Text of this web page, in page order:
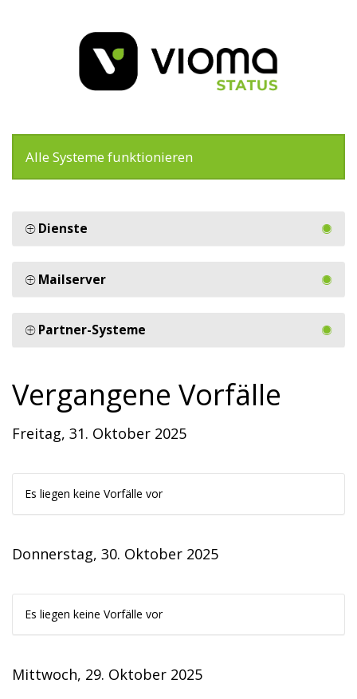
Alle Systeme funktionieren
Dienste
Mailserver
Partner-Systeme
Vergangene Vorfälle
Freitag, 31. Oktober 2025
Es liegen keine Vorfälle vor
Donnerstag, 30. Oktober 2025
Es liegen keine Vorfälle vor
Mittwoch, 29. Oktober 2025